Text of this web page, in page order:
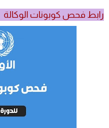
رابط فحص كوبونات الوكالة